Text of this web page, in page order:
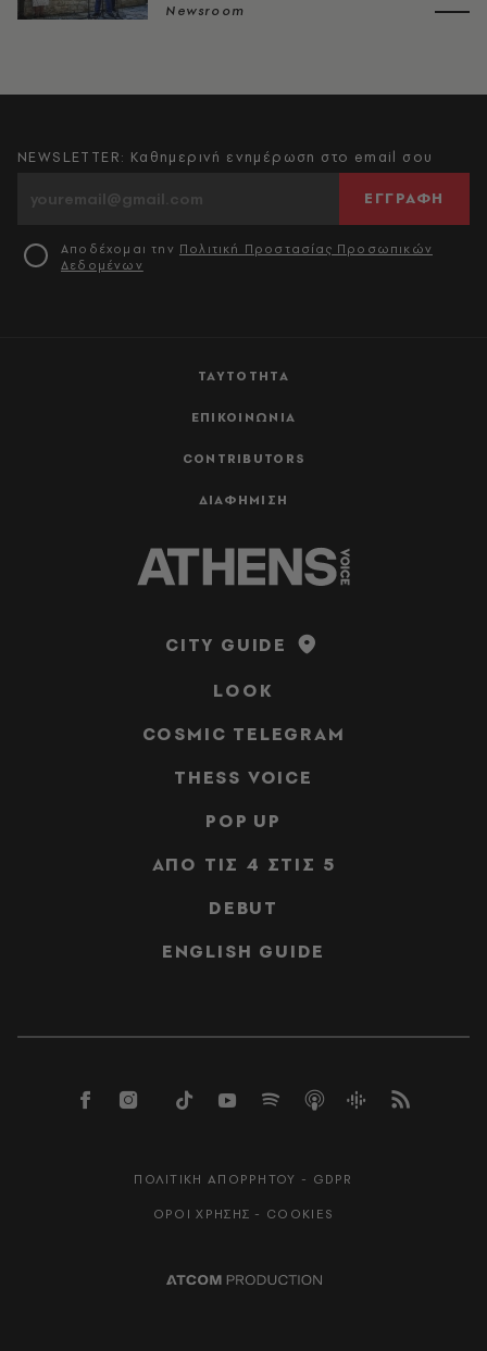
Newsroom
ΤΑΥΤΟΤΗΤΑ
ΕΠΙΚΟΙΝΩΝΙΑ
CONTRIBUTORS
ΔΙΑΦΗΜΙΣΗ
NEWSLETTER: Καθημερινή ενημέρωση στο email σου
ΕΓΓΡΑΦΗ
Αποδέχομαι την Πολιτική Προστασίας Προσωπικών
Δεδομένων
CITY GUIDE
LOOK
COSMIC TELEGRAM
THESS VOICE
POP UP
ΑΠΟ ΤΙΣ 4 ΣΤΙΣ 5
DEBUT
ENGLISH GUIDE
ΠΟΛΙΤΙΚΗ ΑΠΟΡΡΗΤΟΥ - GDPR
ΟΡΟΙ ΧΡΗΣΗΣ - COOKIES